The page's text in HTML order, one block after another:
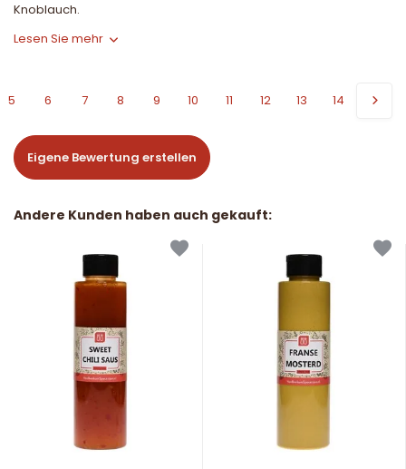
Knoblauch.
Lesen Sie mehr
5 6 7 8 9 10 11 12 13 14
Eigene Bewertung erstellen
Andere Kunden haben auch gekauft: